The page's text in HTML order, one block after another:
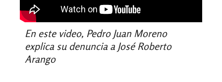
En este video, Pedro Juan Moreno
explica su denuncia a José Roberto
Arango